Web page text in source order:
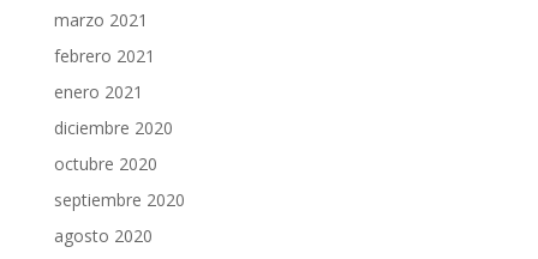
marzo 2021
febrero 2021
enero 2021
diciembre 2020
octubre 2020
septiembre 2020
agosto 2020